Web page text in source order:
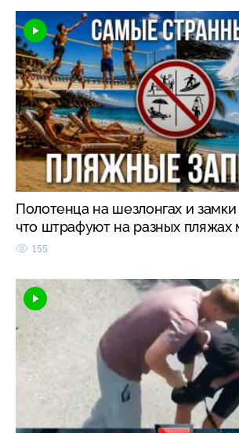
Полотенца на шезлонгах и замки
что штрафуют на разных пляжах
155